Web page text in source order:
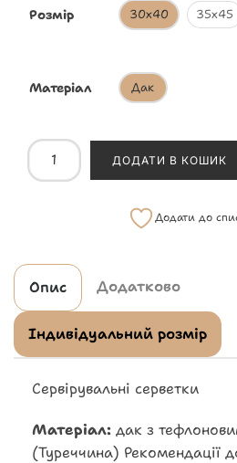
Розмір 30х40 35х45
Матеріал Дак
ДОДАТИ В КОШИК
Додати до
Опис Додатково
Індивідуальний розмір
Сервірувальні серветки
Матеріал: дак з
(Туреччина) Рекомендації